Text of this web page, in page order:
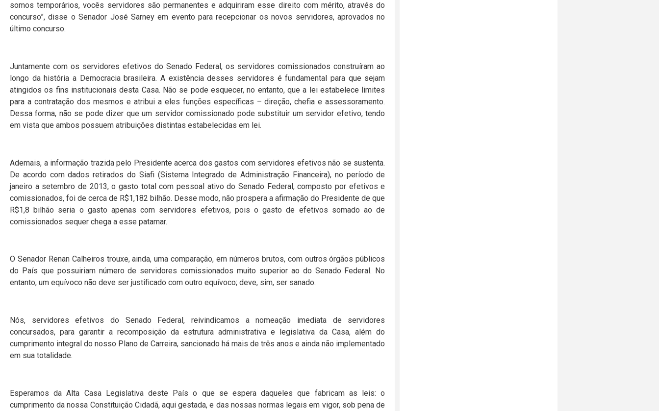
somos temporários, vocês servidores são permanentes e adquiriram esse direito com mérito, através do
concurso”, disse o Senador José Sarney em evento para recepcionar os novos servidores, aprovados no
último concurso.
Juntamente com os servidores efetivos do Senado Federal, os servidores comissionados construíram ao
longo da história a Democracia brasileira. A existência desses servidores é fundamental para que sejam
atingidos os fins institucionais desta Casa. Não se pode esquecer, no entanto, que a lei estabelece limites
para a contratação dos mesmos e atribui a eles funções específicas – direção, chefia e assessoramento.
Dessa forma, não se pode dizer que um servidor comissionado pode substituir um servidor efetivo, tendo
em vista que ambos possuem atribuições distintas estabelecidas em lei.
Ademais, a informação trazida pelo Presidente acerca dos gastos com servidores efetivos não se sustenta.
De acordo com dados retirados do Siafi (Sistema Integrado de Administração Financeira), no período de
janeiro a setembro de 2013, o gasto total com pessoal ativo do Senado Federal, composto por efetivos e
comissionados, foi de cerca de R$1,182 bilhão. Desse modo, não prospera a afirmação do Presidente de que
R$1,8 bilhão seria o gasto apenas com servidores efetivos, pois o gasto de efetivos somado ao de
comissionados sequer chega a esse patamar.
O Senador Renan Calheiros trouxe, ainda, uma comparação, em números brutos, com outros órgãos públicos
do País que possuiriam número de servidores comissionados muito superior ao do Senado Federal. No
entanto, um equívoco não deve ser justificado com outro equívoco; deve, sim, ser sanado.
Nós, servidores efetivos do Senado Federal, reivindicamos a nomeação imediata de servidores
concursados, para garantir a recomposição da estrutura administrativa e legislativa da Casa, além do
cumprimento integral do nosso Plano de Carreira, sancionado há mais de três anos e ainda não implementado
em sua totalidade.
Esperamos da Alta Casa Legislativa deste País o que se espera daqueles que fabricam as leis: o
cumprimento da nossa Constituição Cidadã, aqui gestada, e das nossas normas legais em vigor, sob pena de